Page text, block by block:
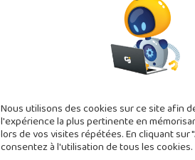
Nous utilisons des cookies sur ce site afin
l'expérience la plus pertinente en
lors de vos visites répétées. En cliquant sur
consentez à l'utilisation de tous les cookies.